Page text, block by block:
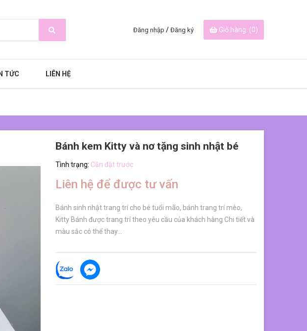
Đăng nhập / Đăng ký Giỏ hàng: (0)
TỨC LIÊN HỆ
Bánh kem Kitty và nơ tặng sinh nhật bé
Tình trạng: Cần đặt trước
Liên hệ để được tư vấn
Bánh sinh nhật trang trí cho bé tuổi mão, bánh trang trí mèo,
Kitty Bánh được trang trí theo yêu cầu của khách hàng Chi tiết và
màu sắc có thể thay...